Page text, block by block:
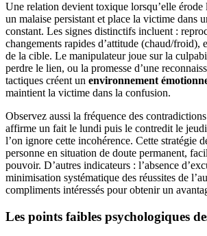
Une relation devient toxique lorsqu’elle érode
un malaise persistant et place la victime dans
constant. Les signes distinctifs incluent :
changements rapides d’attitude (chaud/froid),
de la cible. Le manipulateur joue sur la
perdre le lien, ou la promesse d’une
tactiques créent un environnement
maintient la victime dans la confusion.
Observez aussi la fréquence des
affirme un fait le lundi puis le contredit le
l’on ignore cette incohérence. Cette stratégie
personne en situation de doute permanent,
pouvoir. D’autres indicateurs : l’absence
minimisation systématique des réussites de
compliments intéressés pour obtenir un
Les points faibles psychologiques